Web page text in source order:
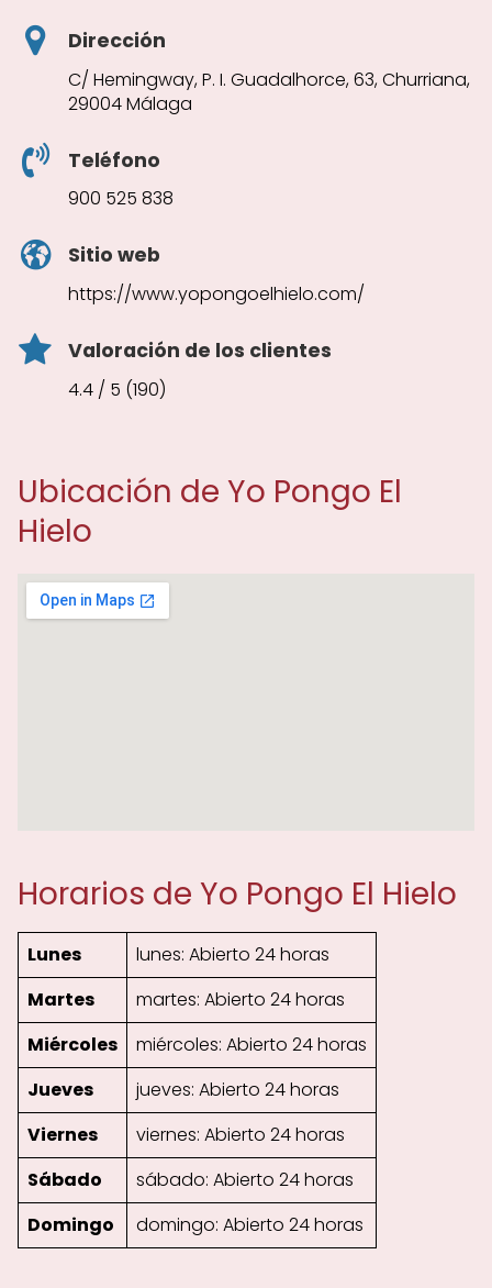
Dirección
C/ Hemingway, P. I. Guadalhorce, 63, Churriana,
29004 Málaga
Teléfono
900 525 838
Sitio web
https://www.yopongoelhielo.com/
Valoración de los clientes
4.4 / 5 (190)
Ubicación de Yo Pongo El
Hielo
Horarios de Yo Pongo El Hielo
Lunes
lunes: Abierto 24 horas
Martes
martes: Abierto 24 horas
Miércoles
miércoles: Abierto 24 horas
Jueves
jueves: Abierto 24 horas
Viernes
viernes: Abierto 24 horas
Sábado
sábado: Abierto 24 horas
Domingo
domingo: Abierto 24 horas